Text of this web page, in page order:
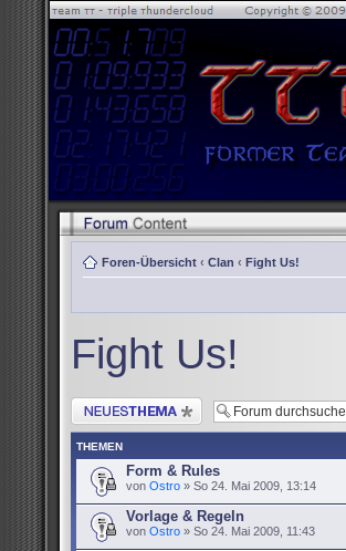
Foren-Übersicht ‹ Clan ‹ Fight Us!
Fight Us!
Neues Thema erstellen
THEMEN
Form & Rules
von Ostro » So 24. Mai 2009, 13:14
Vorlage & Regeln
von Ostro » So 24. Mai 2009, 11:43